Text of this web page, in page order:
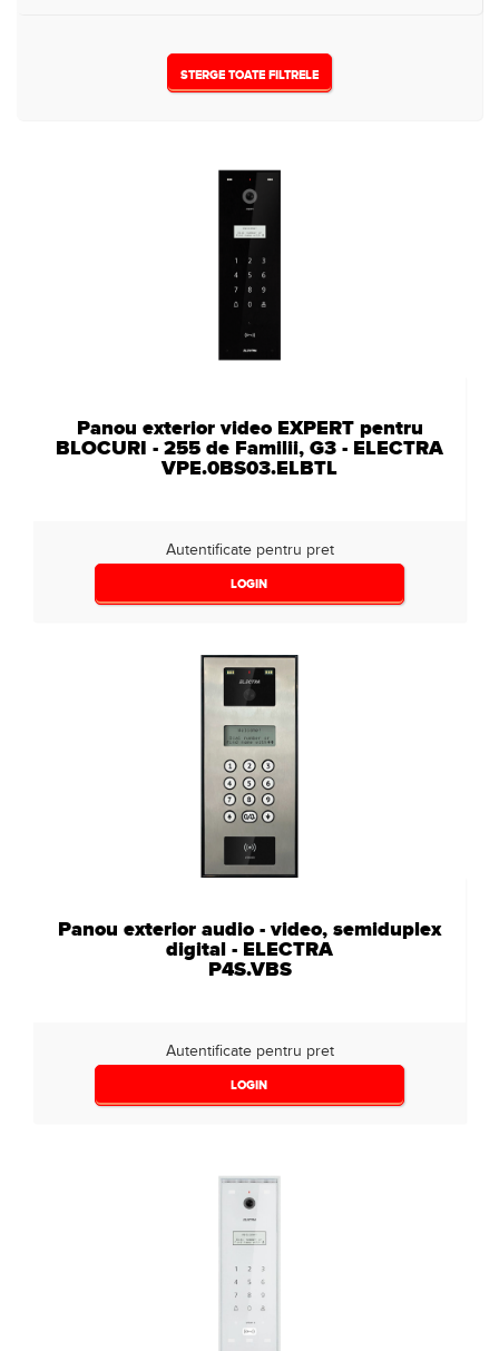
STERGE TOATE FILTRELE
Panou exterior video EXPERT pentru
BLOCURI - 255 de Familii, G3 - ELECTRA
VPE.0BS03.ELBTL
Autentificate pentru pret
LOGIN
Panou exterior audio - video, semiduplex
digital - ELECTRA
P4S.VBS
Autentificate pentru pret
LOGIN